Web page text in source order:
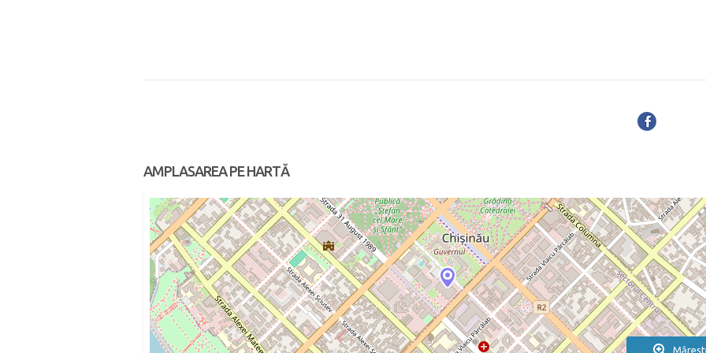
AMPLASAREA PE HARTĂ